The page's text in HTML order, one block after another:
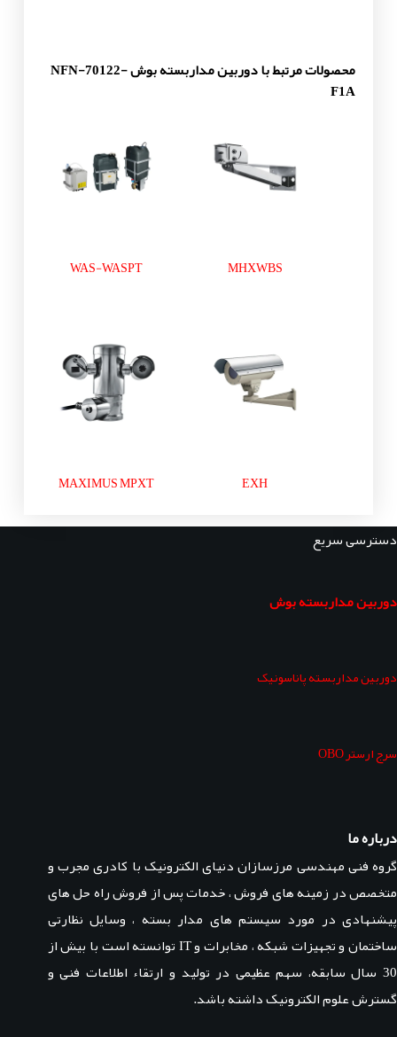
محصولات مرتبط با دوربین مداربسته بوش NFN-70122-
F1A
MHXWBS
WAS-WASPT
EXH
MAXIMUS MPXT
دسترسی سریع
دوربین مداربسته بوش
دوربین مداربسته پاناسونیک
سرج ارستر OBO
درباره ما
گروه فنی مهندسی مرزسازان دنیای الکترونیک با کادری مجرب و
متخصص در زمینه های فروش ، خدمات پس از فروش راه حل های
پیشنهادی در مورد سیستم های مدار بسته ، وسایل نظارتی
ساختمان و تجهیزات شبکه ، مخابرات و IT توانسته است با بیش از
30 سال سابقه، سهم عظیمی در تولید و ارتقاء اطلاعات فنی و
گسترش علوم الکترونیک داشته باشد.